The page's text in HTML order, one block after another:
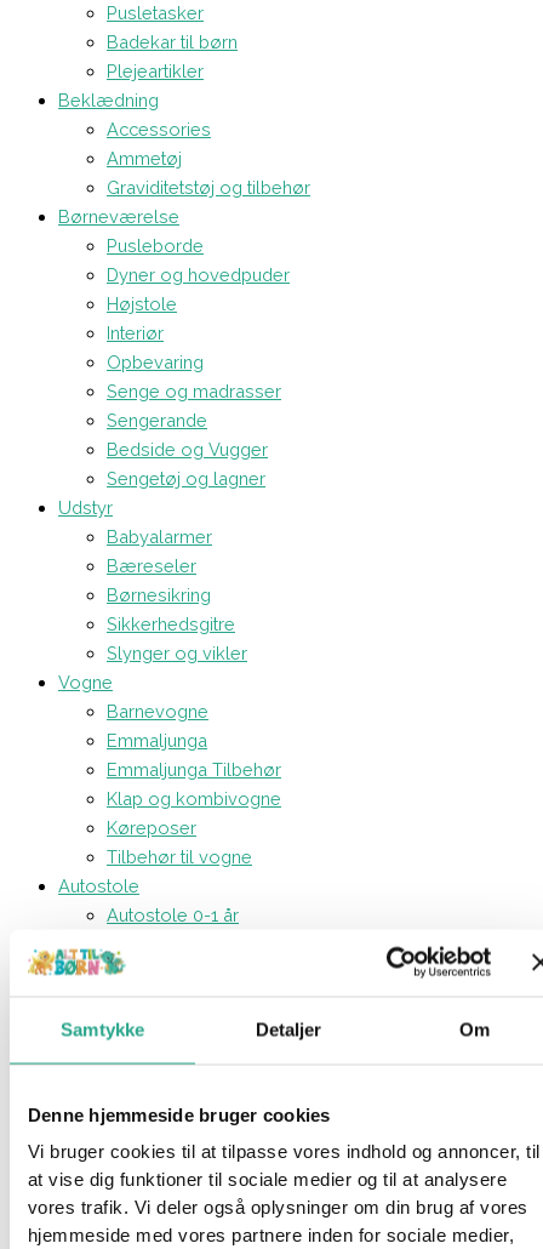
Samtykke Detaljer Om
Denne hjemmeside bruger cookies
Vi bruger cookies til at tilpasse vores indhold og annoncer, til
at vise dig funktioner til sociale medier og til at analysere
vores trafik. Vi deler også oplysninger om din brug af vores
hjemmeside med vores partnere inden for sociale medier,
Pusletasker
Badekar til børn
Plejeartikler
Beklædning
Accessories
Ammetøj
Graviditetstøj og tilbehør
Børneværelse
Pusleborde
Dyner og hovedpuder
Højstole
Interiør
Opbevaring
Senge og madrasser
Sengerande
Bedside og Vugger
Sengetøj og lagner
Udstyr
Babyalarmer
Bæreseler
Børnesikring
Sikkerhedsgitre
Slynger og vikler
Vogne
Barnevogne
Emmaljunga
Emmaljunga Tilbehør
Klap og kombivogne
Køreposer
Tilbehør til vogne
Autostole
Autostole 0-1 år
Autostole 4-12 år
Isofix baser
Kreativt og Lærerigt
Børnemaling
Farveblyanter og tuscher
Modellervoks
Perler
STEM - legetøj